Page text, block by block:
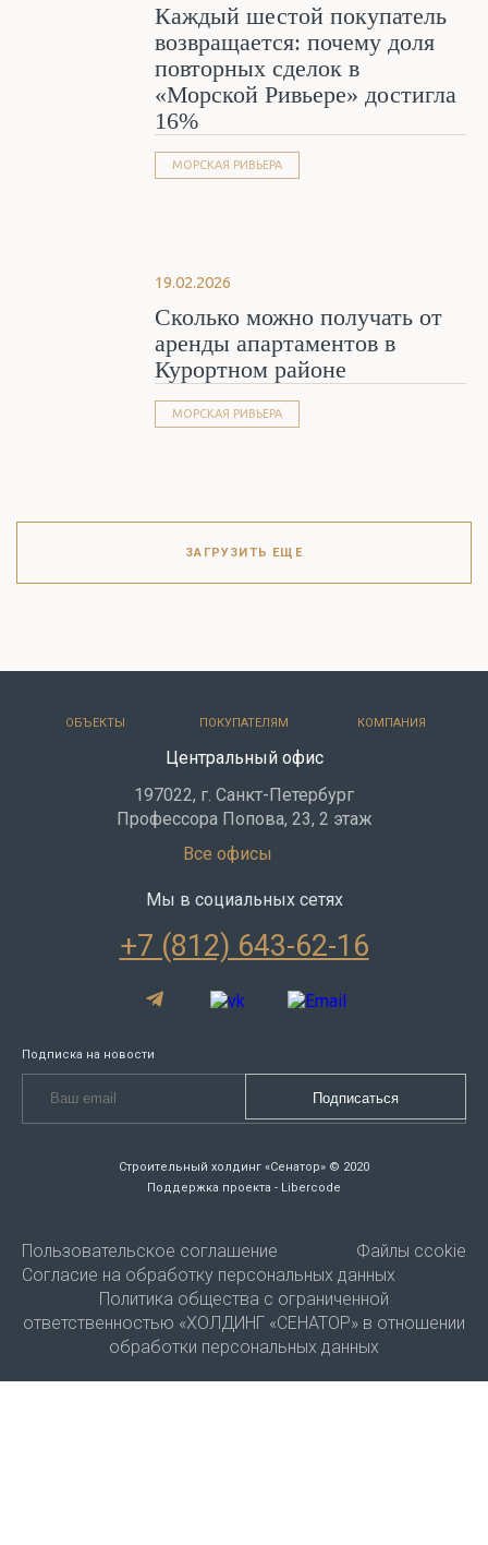
Каждый шестой покупатель
возвращается: почему доля
повторных сделок в
«Морской Ривьере» достигла
16%
МОРСКАЯ РИВЬЕРА
19.02.2026
Сколько можно получать от
аренды апартаментов в
Курортном районе
МОРСКАЯ РИВЬЕРА
ЗАГРУЗИТЬ ЕЩЕ
ОБЪЕКТЫ ПОКУПАТЕЛЯМ КОМПАНИЯ
Центральный офис
197022, г. Санкт-Петербург
Профессора Попова, 23, 2 этаж
Все офисы
Мы в социальных сетях
+7 (812) 643-62-16
Подписка на новости
Строительный холдинг «Сенатор» © 2020
Поддержка проекта - Libercode
Пользовательское соглашение
Файлы ccokie
Согласие на обработку персональных данных
Политика общества с ограниченной
ответственностью «ХОЛДИНГ «СЕНАТОР» в отношении
обработки персональных данных